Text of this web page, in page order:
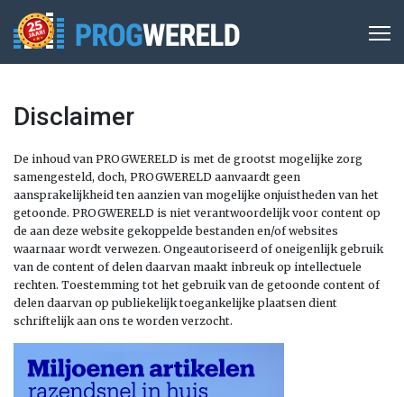
Disclaimer
De inhoud van PROGWERELD is met de grootst mogelijke zorg
samengesteld, doch, PROGWERELD aanvaardt geen
aansprakelijkheid ten aanzien van mogelijke onjuistheden van het
getoonde. PROGWERELD is niet verantwoordelijk voor content op
de aan deze website gekoppelde bestanden en/of websites
waarnaar wordt verwezen. Ongeautoriseerd of oneigenlijk gebruik
van de content of delen daarvan maakt inbreuk op intellectuele
rechten. Toestemming tot het gebruik van de getoonde content of
delen daarvan op publiekelijk toegankelijke plaatsen dient
schriftelijk aan ons te worden verzocht.